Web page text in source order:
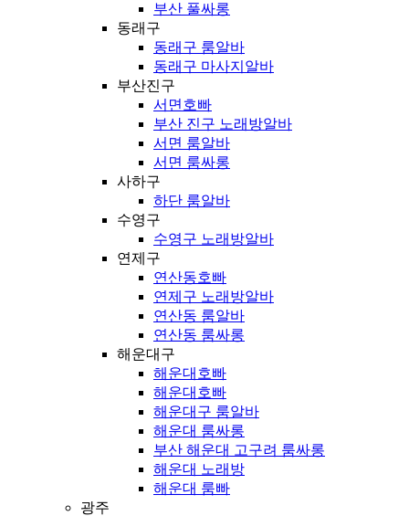
부산 풀싸롱
동래구
동래구 룸알바
동래구 마사지알바
부산진구
서면호빠
부산 진구 노래방알바
서면 룸알바
서면 룸싸롱
사하구
하단 룸알바
수영구
수영구 노래방알바
연제구
연산동호빠
연제구 노래방알바
연산동 룸알바
연산동 룸싸롱
해운대구
해운대호빠
해운대호빠
해운대구 룸알바
해운대 룸싸롱
부산 해운대 고구려 룸싸롱
해운대 노래방
해운대 룸빠
광주